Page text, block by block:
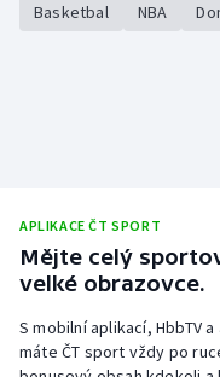
Basketbal NBA
APLIKACE ČT SPORT
Mějte celý
velké obrazovce.
S mobilní aplikací, HbbTV
máte ČT sport vždy po